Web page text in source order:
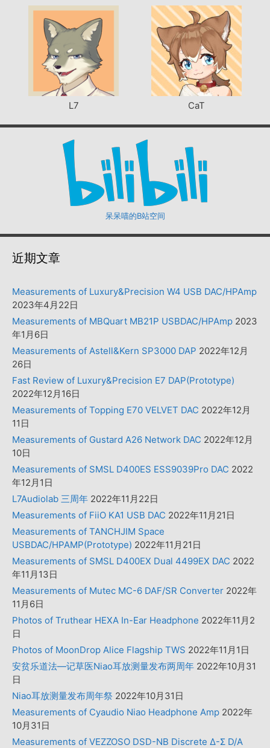
L7 CaT
呆呆喵的B站空间
近期文章
Measurements of Luxury&Precision W4 USB DAC/HPAmp
2023年4月22日
Measurements of MBQuart MB21P USBDAC/HPAmp 2023
年1月6日
Measurements of Astell&Kern SP3000 DAP 2022年12月
26日
Fast Review of Luxury&Precision E7 DAP(Prototype)
2022年12月16日
Measurements of Topping E70 VELVET DAC 2022年12月
11日
Measurements of Gustard A26 Network DAC 2022年12月
10日
Measurements of SMSL D400ES ESS9039Pro DAC 2022
年12月1日
L7Audiolab 三周年 2022年11月22日
Measurements of FiiO KA1 USB DAC 2022年11月21日
Measurements of TANCHJIM Space
USBDAC/HPAMP(Prototype) 2022年11月21日
Measurements of SMSL D400EX Dual 4499EX DAC 2022
年11月13日
Measurements of Mutec MC-6 DAF/SR Converter 2022年
11月6日
Photos of Truthear HEXA In-Ear Headphone 2022年11月2
日
Photos of MoonDrop Alice Flagship TWS 2022年11月1日
安贫乐道法—记草医Niao耳放测量发布两周年 2022年10月31
日
Niao耳放测量发布周年祭 2022年10月31日
Measurements of Cyaudio Niao Headphone Amp 2022年
10月31日
Measurements of VEZZOSO DSD-NB Discrete Δ-Σ D/A